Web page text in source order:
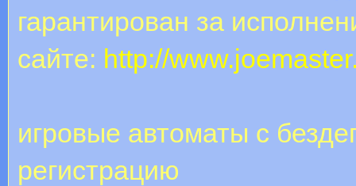
гарантирован за
сайте: http://
игровые автоматы с
регистрацию